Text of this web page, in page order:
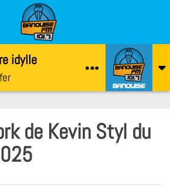
idylle
de Kevin Styl du